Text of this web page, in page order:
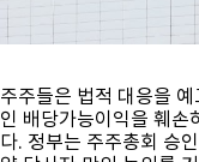
주주들은 법적 대응을
인 배당가능이익을 훼손
다. 정부는 주주총회 승